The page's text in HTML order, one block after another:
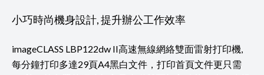
小巧時尚機身設計, 提升辦公工作效率
imageCLASS LBP122dw II高速無線網絡雙面雷射打印機,
每分鐘打印多達29頁A4黑白文件，打印首頁文件更只需